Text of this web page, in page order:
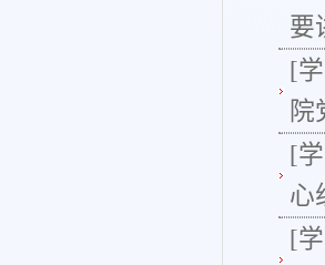
要
[
院
[
心
[